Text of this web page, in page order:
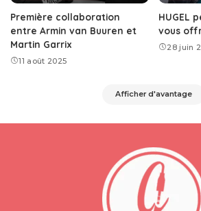
Première collaboration
entre Armin van Buuren et
Martin Garrix
11 août 2025
HUGEL
vous
28 juin
Afficher d'avantage